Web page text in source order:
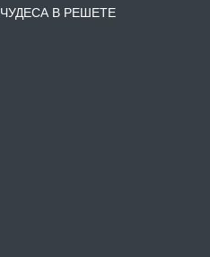
ЧУДЕСА В РЕШЕТЕ